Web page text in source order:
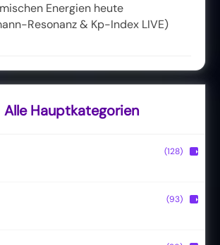
Energien heute
Resonanz & Kp-Index LIVE)
Alle Hauptkategorien
(20)
(128) ▶
(93) ▶